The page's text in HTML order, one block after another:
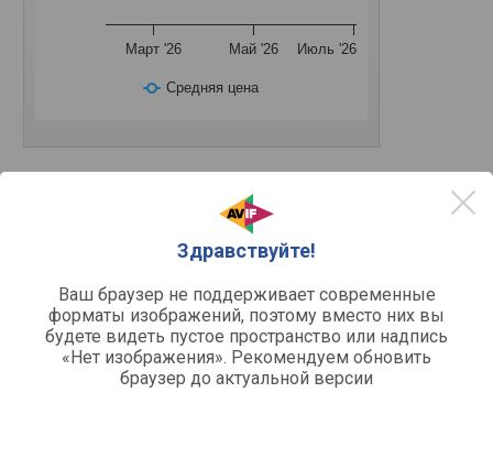
Здравствуйте!
Ваш браузер не поддерживает современные
форматы изображений, поэтому вместо них вы
будете видеть пустое пространство или надпись
«Нет изображения». Рекомендуем обновить
браузер до актуальной версии
Средняя цена
Март '26 Май '26 Июль '26
холодильная витрина
Количество камер
1
Контуров охлаждения
1
Компрессоров
1